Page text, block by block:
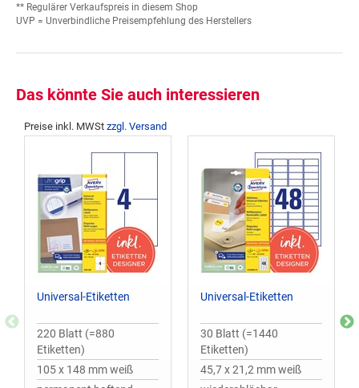
** Regulärer Verkaufspreis in diesem Shop
UVP = Unverbindliche Preisempfehlung des Herstellers
Das könnte Sie auch interessieren
Preise inkl. MWSt zzgl. Versand
Universal-Etiketten
220 Blatt (=880
Etiketten)
105 x 148 mm weiß
Universal-Etiketten
30 Blatt (=1440
Etiketten)
45,7 x 21,2 mm weiß